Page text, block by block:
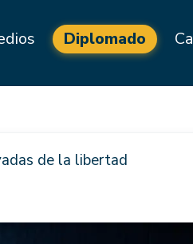
Diplomado
de la libertad